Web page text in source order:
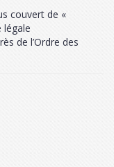
couvert de «
légale
de l’Ordre des